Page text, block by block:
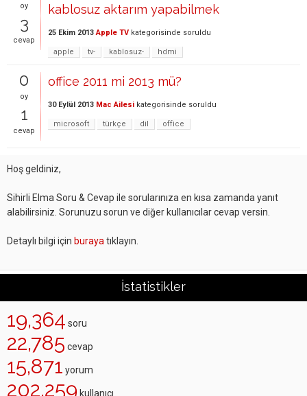
oy
3
cevap
kablosuz aktarım yapabilmek
25 Ekim 2013 Apple TV kategorisinde soruldu
apple tv- kablosuz- hdmi
0
oy
1
cevap
office 2011 mi 2013 mü?
30 Eylül 2013 Mac Ailesi kategorisinde soruldu
microsoft türkçe dil office
Hoş geldiniz,
Sihirli Elma Soru & Cevap ile sorularınıza en kısa zamanda yanıt
alabilirsiniz. Sorunuzu sorun ve diğer kullanıcılar cevap versin.
Detaylı bilgi için buraya tıklayın.
İstatistikler
19,364 soru
22,785 cevap
15,871 yorum
202,259 kullanıcı